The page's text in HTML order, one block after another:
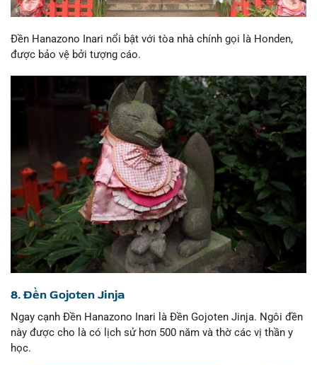
Đền Hanazono Inari nổi bật với tòa nhà chính gọi là Honden,
được bảo vệ bởi tượng cáo.
8. Đền Gojoten Jinja
Ngay cạnh Đền Hanazono Inari là Đền Gojoten Jinja. Ngôi đền
này được cho là có lịch sử hơn 500 năm và thờ các vị thần y
học.